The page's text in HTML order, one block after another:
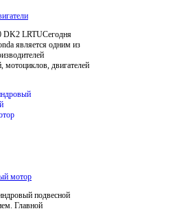
DK2 LRTUСегодня
является одним из
мотоциклов, двигателей
мотор
подвесной
Главной